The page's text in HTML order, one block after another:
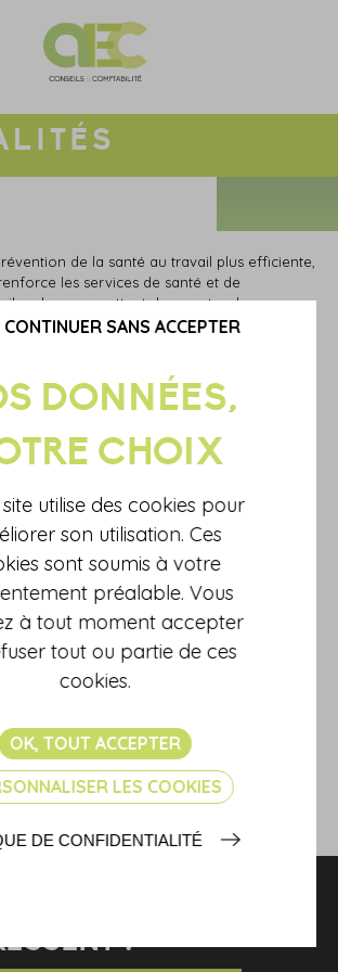
de la santé au travail plus efficiente,
les services de santé et de
en leur permettant de recruter des
au travail. Explications…
LES INFIRMIERS EN
TRAVAIL
2022, des infirmiers de santé au travail
par les services de prévention et de santé
ce jour).
:
d'Etat ;
l'autorisation d'exercer sans limitation.
ils devront bénéficier d'une formation
au travail.
1018 du 2 août 2021 pour renforcer la
: « bienvenue aux infirmiers de santé au
WebLex - 2021
?
utilise des cookies pour
son utilisation. Ces
sont soumis à votre
préalable. Vous
à tout moment accepter
tout ou partie de ces
cookies.
OK, TOUT ACCEPTER
CONTINUER SANS ACCEPTER
LES COOKIES
DE CONFIDENTIALITÉ